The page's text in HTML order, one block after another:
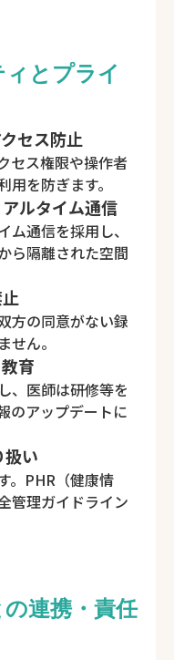
とプライ
セス防止
セス権限や操作者
を防ぎます。
ルタイム通信
通信を採用し、
ら隔離された空間
方の同意がない録
ん。
育
、医師は研修等を
のアップデートに
扱い
。PHR（健康情
管理ガイドライン
連携・責任